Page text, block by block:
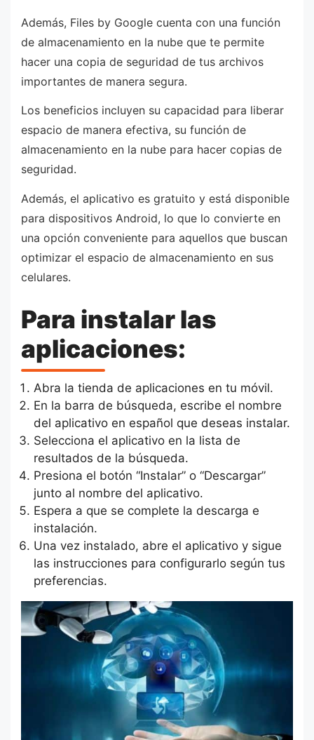
Además, Files by Google cuenta con una función
de almacenamiento en la nube que te permite
hacer una copia de seguridad de tus archivos
importantes de manera segura.
Los beneficios incluyen su capacidad para liberar
espacio de manera efectiva, su función de
almacenamiento en la nube para hacer copias de
seguridad.
Además, el aplicativo es gratuito y está disponible
para dispositivos Android, lo que lo convierte en
una opción conveniente para aquellos que buscan
optimizar el espacio de almacenamiento en sus
celulares.
Para instalar las
aplicaciones:
Abra la tienda de aplicaciones en tu móvil.
En la barra de búsqueda, escribe el nombre
del aplicativo en español que deseas instalar.
Selecciona el aplicativo en la lista de
resultados de la búsqueda.
Presiona el botón “Instalar” o “Descargar”
junto al nombre del aplicativo.
Espera a que se complete la descarga e
instalación.
Una vez instalado, abre el aplicativo y sigue
las instrucciones para configurarlo según tus
preferencias.